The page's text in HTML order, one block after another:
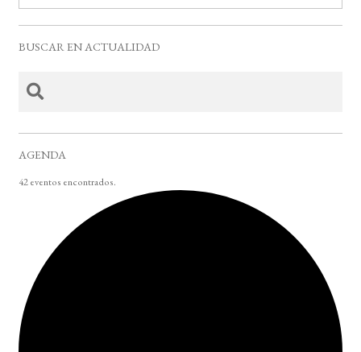
BUSCAR EN ACTUALIDAD
AGENDA
42 eventos encontrados.